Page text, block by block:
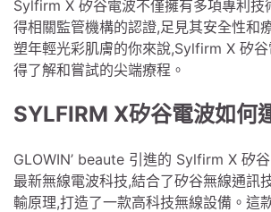
Sylfirm X 矽谷電波不僅擁有多項專利技
得相關監管機構的認證,足見其安全性和
塑年輕光彩肌膚的你來說,Sylfirm X 矽
得了解和嘗試的尖端療程。
SYLFIRM X矽谷電波如何
GLOWIN’ beaute 引進的 Sylfirm X 矽
最新無線電波科技,結合了矽谷無線通訊
輸原理,打造了一款高科技無線設備。這